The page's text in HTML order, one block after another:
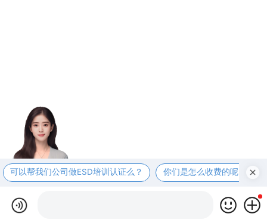
可以帮我们公司做ESD培训认证么？ 你们是怎么收费的呢？